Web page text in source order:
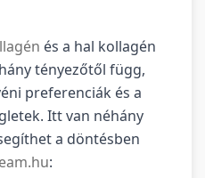
és a hal kollagén
tényezőtől függ,
preferenciák és a
Itt van néhány
a döntésben
: